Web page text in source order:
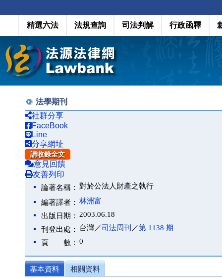
精選六法 法規查詢 司法判解 行政函釋
法學期刊
社群分享
FaceBook
Line
分享網址
請收錄全文
意見回饋
友善列印
論著名稱： 對於公法人財產之執行
編著譯者： 林洲富
出版日期： 2003.06.18
刊登出處： 台灣／司法周刊 ／第 1138 期
頁 數： 0
基本資料 相關資料